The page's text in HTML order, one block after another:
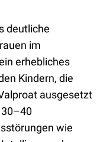
deutliche
im
erhebliches
Kindern, die
ausgesetzt
wie